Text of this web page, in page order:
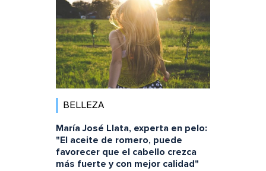
BELLEZA
María José Llata, experta en pelo:
"El aceite de romero, puede
favorecer que el cabello crezca
más fuerte y con mejor calidad"